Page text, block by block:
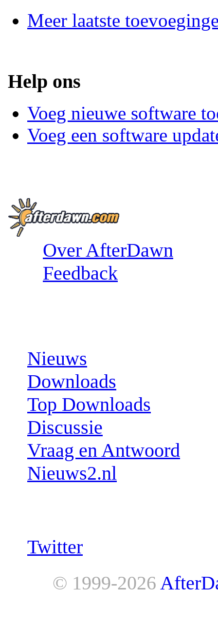
Meer laatste
Help ons
Voeg nieuwe software
Voeg een software
Over AfterDawn
Feedback
Nieuws
Downloads
Top Downloads
Discussie
Vraag en Antwoord
Nieuws2.nl
Twitter
© 1999-2026